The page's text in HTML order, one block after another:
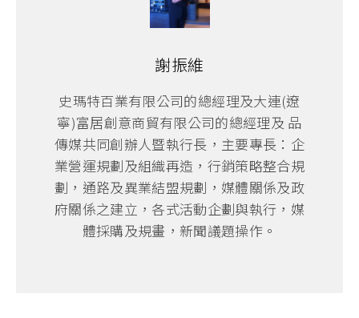
謝振維
史瑪特百業有限公司的總經理及大連(遼
寧)富居創意商貿有限公司的總經理及 品
傳媒共同創辦人暨執行長，主要專長：企
業營運規劃及組織再造，行銷策略整合規
劃，通路及異業結盟規劃，媒體關係及政
府關係之建立，各式活動企劃與執行，媒
體採購及規畫，新聞議題操作。